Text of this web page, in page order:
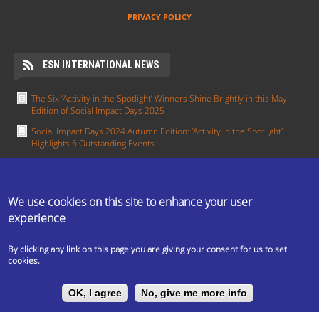
PRIVACY POLICY
ESN INTERNATIONAL NEWS
The Six ‘Activity in the Spotlight’ Winners Shine Brightly in this May
Edition of Social Impact Days 2025
Social Impact Days 2024 Autumn Edition: 'Activity in the Spotlight'
Highlights 6 Outstanding Events
Groningen
Activity in the Spotlight: Erasmus in All Colours by ESN UCT Prague
MORE
The ESN Satellite is made by the IT committee of ESN
International
We use cookies on this site to enhance your user
experience
By clicking any link on this page you are giving your consent for us to set
cookies.
OK, I agree No, give me more info